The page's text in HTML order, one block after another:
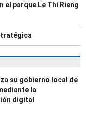
el parque Le Thi Rieng
su gobierno local de
la
digital